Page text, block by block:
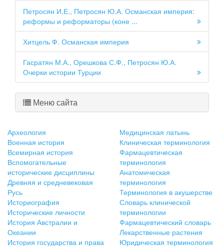
Петросян И.Е., Петросян Ю.А. Османская империя:
реформы и реформаторы (коне ...
Хитцель Ф. Османская империя
Гасратян М.А., Орешкова С.Ф., Петросян Ю.А.
Очерки истории Турции
Меню сайта
Археология
Военная история
Всемирная история
Вспомогательные
исторические дисциплины
Древняя и средневековая
Русь
Историография
Исторические личности
История Австралии и
Океании
История государства и права
Медицинская латынь
Клиническая терминология
Фармацевтическая
терминология
Анатомическая
терминология
Терминология в акушерстве
Словарь клинической
терминологии
Фармацевтический словарь
Лекарственные растения
Юридическая терминология